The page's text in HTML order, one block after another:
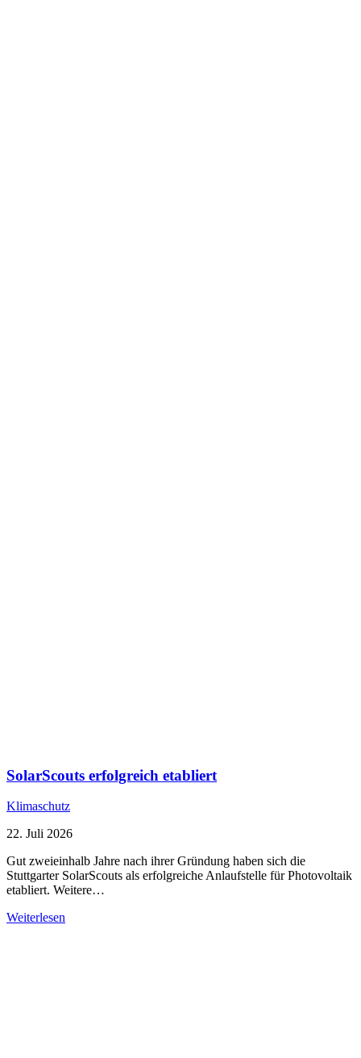
SolarScouts erfolgreich etabliert
Klimaschutz
22. Juli 2026
Gut zweieinhalb Jahre nach ihrer Gründung haben sich die
Stuttgarter SolarScouts als erfolgreiche Anlaufstelle für Photovoltaik
etabliert. Weitere…
Weiterlesen